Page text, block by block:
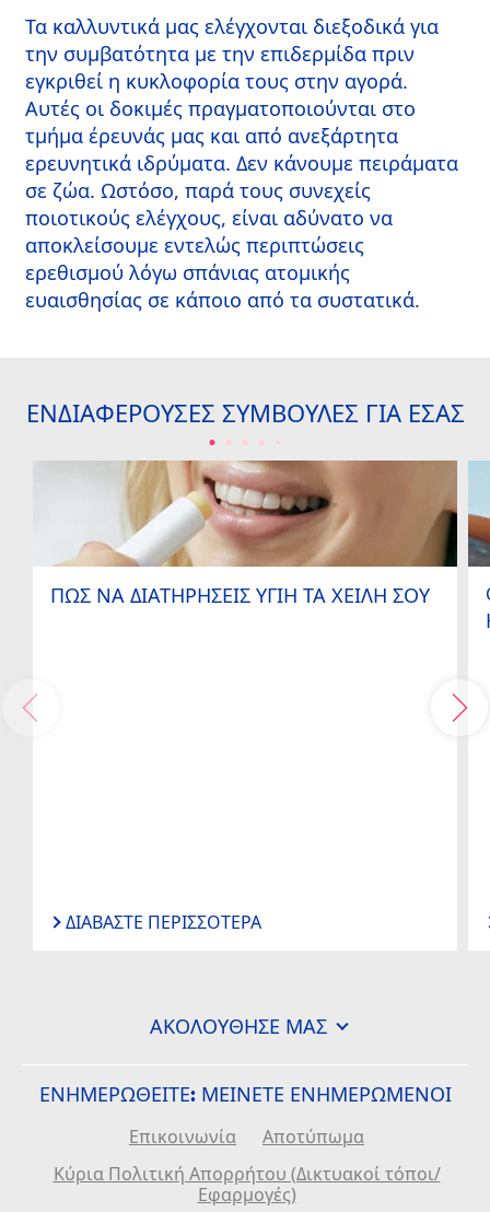
Τα καλλυντικά μας ελέγχονται διεξοδικά για
την συμβατότητα με την επιδερμίδα πριν
εγκριθεί η κυκλοφορία τους στην αγορά.
Αυτές οι δοκιμές πραγματοποιούνται στο
τμήμα έρευνάς μας και από ανεξάρτητα
ερευνητικά ιδρύματα. Δεν κάνουμε πειράματα
σε ζώα. Ωστόσο, παρά τους συνεχείς
ποιοτικούς ελέγχους, είναι αδύνατο να
αποκλείσουμε εντελώς περιπτώσεις
ερεθισμού λόγω σπάνιας ατομικής
ευαισθησίας σε κάποιο από τα συστατικά.
ΕΝΔΙΑΦΕΡΟΥΣΕΣ ΣΥΜΒΟΥΛΕΣ ΓΙΑ ΕΣΑΣ
ΠΩΣ ΝΑ ΔΙΑΤΗΡΗΣΕΙΣ ΥΓΙΗ ΤΑ ΧΕΙΛΗ ΣΟΥ
ΔΙΑΒΆΣΤΕ ΠΕΡΙΣΣΌΤΕΡΑ
ΕΝΗΜΕΡΩΘΕΙΤΕ: ΜΕΊΝΕΤΕ ΕΝΗΜΕΡΩΜΈΝΟΙ
Επικοινωνία
Αποτύπωμα
Κύρια Πολιτική Απορρήτου (Δικτυακοί τόποι/
Εφαρμογές)
ΑΚΟΛΟΎΘΗΣΈ ΜΑΣ